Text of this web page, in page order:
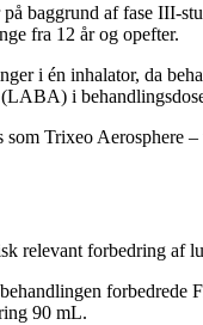
baggrund af fase III-
fra 12 år og opefter.
i én inhalator, da
i
Trixeo
relevant forbedring
forbedrede
90 mL.